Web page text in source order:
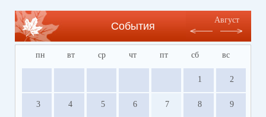
События
Август
пн вт ср чт пт сб вс
1 2
3 4 5 6 7 8 9